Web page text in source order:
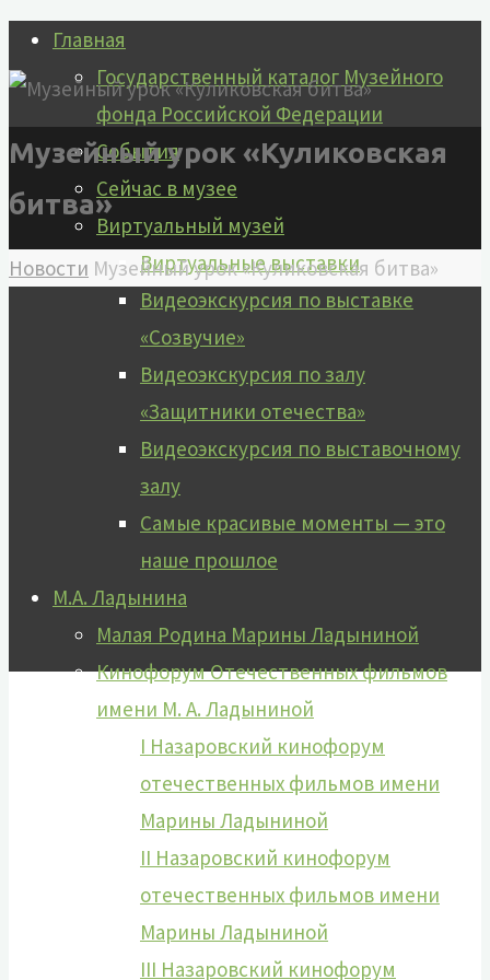
Перейти
к
содержимому
Главная
Государственный каталог Музейного
фонда Российской Федерации
События
Сейчас в музее
Виртуальный музей
Виртуальные выставки
Видеоэкскурсия по выставке
«Созвучие»
Видеоэкскурсия по залу
«Защитники отечества»
Видеоэкскурсия по выставочному
залу
Самые красивые моменты — это
наше прошлое
М.А. Ладынина
Малая Родина Марины Ладыниной
Кинофорум Отечественных фильмов
имени М. А. Ладыниной
I Назаровский кинофорум
отечественных фильмов имени
Марины Ладыниной
II Назаровский кинофорум
отечественных фильмов имени
Марины Ладыниной
III Назаровский кинофорум
Музейный урок «Куликовская
битва»
Главная
Новости Музейный урок «Куликовская битва»